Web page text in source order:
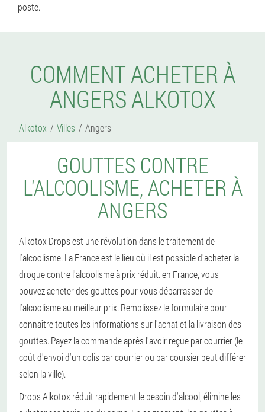
poste.
COMMENT ACHETER À
ANGERS ALKOTOX
Alkotox Villes Angers
GOUTTES CONTRE
L'ALCOOLISME, ACHETER À
ANGERS
Alkotox Drops est une révolution dans le traitement de
l'alcoolisme. La France est le lieu où il est possible d'acheter la
drogue contre l'alcoolisme à prix réduit. en France, vous
pouvez acheter des gouttes pour vous débarrasser de
l'alcoolisme au meilleur prix. Remplissez le formulaire pour
connaître toutes les informations sur l'achat et la livraison des
gouttes. Payez la commande après l'avoir reçue par courrier (le
coût d'envoi d'un colis par courrier ou par coursier peut différer
selon la ville).
Drops Alkotox réduit rapidement le besoin d'alcool, élimine les